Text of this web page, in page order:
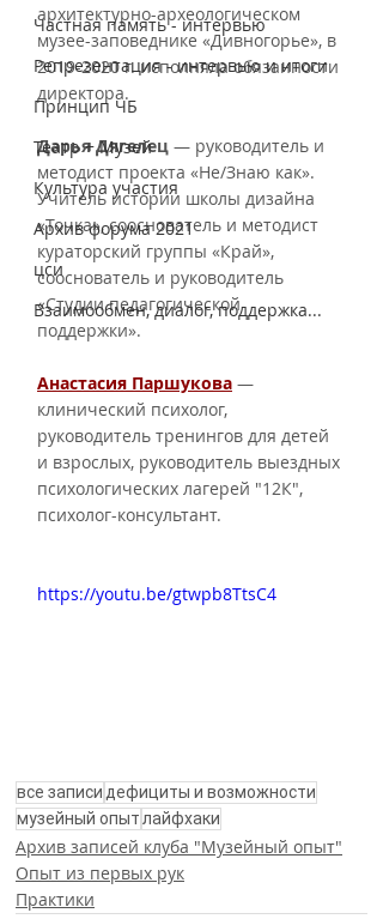
Частная память - интервью
Репрезентация - интервью и итоги
Принцип ЧБ
Театр + Музей
Культура участия
Архив форума 2021
цси
Взаимообмен, диалог, поддержка...
архитектурно-археологическом
музее-заповеднике «Дивногорье», в
2019-2020 г. исполняла обязанности
директора.
Дарья Дягелец — руководитель и
методист проекта «Не/Знаю как».
Учитель истории школы дизайна
«Точка», сооснователь и методист
кураторский группы «Край»,
сооснователь и руководитель
«Студии педагогической
поддержки».
Анастасия Паршукова —
клинический психолог,
руководитель тренингов для детей
и взрослых, руководитель выездных
психологических лагерей "12К",
психолог-консультант.
https://youtu.be/gtwpb8TtsC4
все записи дефициты и возможности
музейный опытлайфхаки
Архив записей клуба "Музейный опыт"
Опыт из первых рук
Практики